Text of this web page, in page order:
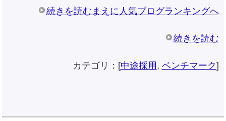
続きを読むまえに人気ブログランキングへ
続きを読む
カテゴリ：[中途採用 , ベンチマーク]